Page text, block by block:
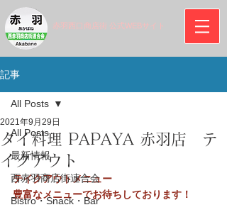
赤羽西口商店街 公式WEBサイト
記事
All Posts
最新情報
西赤羽商店街連合会
Bistro・Snack・Bar
All Posts
タイ料理 PAPAYA 赤羽店 テ
イクアウト
2021年9月29日
テイクアウトメニュー
​豊富なメニューでお待ちしております！